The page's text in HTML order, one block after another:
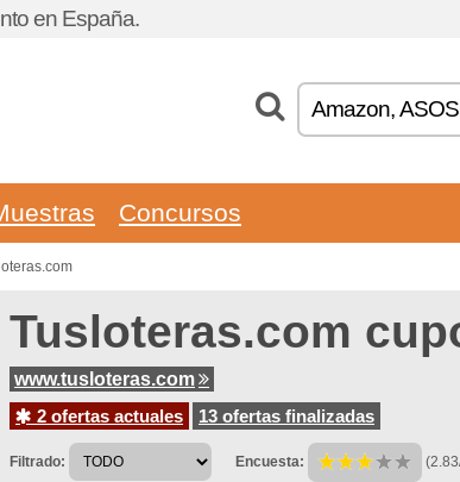
en España.
Concursos
Tusloteras.com
www.tusloteras.com
2 ofertas actuales
13 ofertas finalizadas
Filtrado: Encuesta: